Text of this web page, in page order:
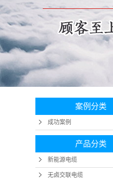
案例分类
成功案例
产品分类
新能源电缆
无卤交联电缆